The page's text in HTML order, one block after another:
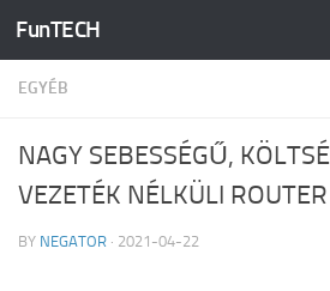
Skip to content
FunTECH
EGYÉB
NAGY SEBESSÉGŰ,
VEZETÉK NÉLKÜLI
BY NEGATOR · 2021-04-22